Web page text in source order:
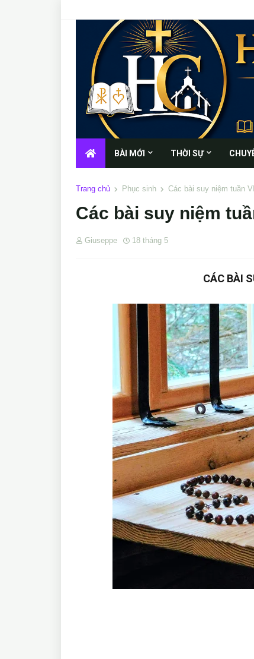
BÀI MỚI THỜI SỰ
Trang chủ Phục sinh Các bài suy niệm tuần
Các bài suy niệm
Giuseppe 18 tháng 5
CÁC BÀI